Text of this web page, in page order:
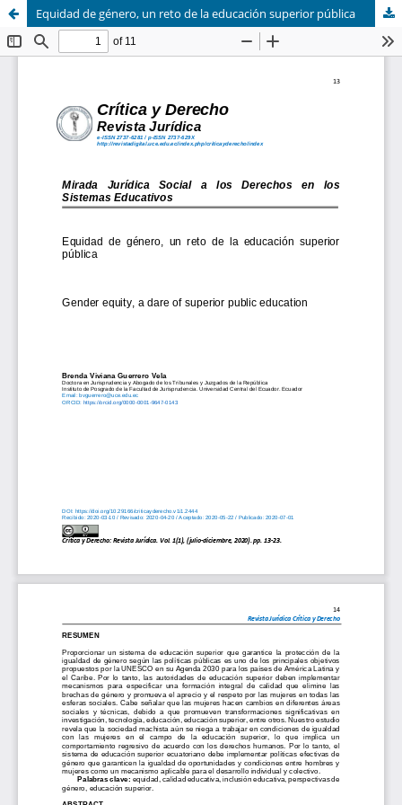
Equidad de género, un reto de la educación superior pública